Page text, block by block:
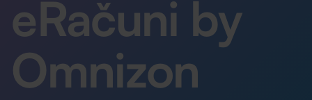
eRačuni by
Omnizon